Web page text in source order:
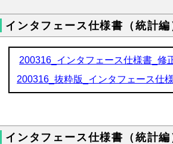
インタフェース仕様書（統計編
200316_インタフェース仕様書_修
200316_抜粋版_インタフェース仕
インタフェース仕様書（統計編